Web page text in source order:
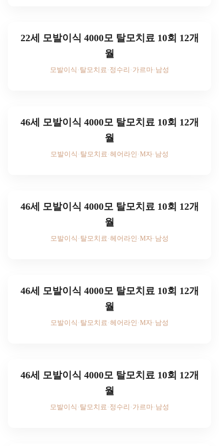
22세 모발이식 4000모 탈모치료 10회 12개
월
모발이식 · 탈모치료 · 정수리 · 가르마· 남성
46세 모발이식 4000모 탈모치료 10회 12개
월
모발이식 · 탈모치료 ·헤어라인 ·M자· 남성
46세 모발이식 4000모 탈모치료 10회 12개
월
모발이식 · 탈모치료 ·헤어라인 ·M자· 남성
46세 모발이식 4000모 탈모치료 10회 12개
월
모발이식 · 탈모치료 ·헤어라인 ·M자· 남성
46세 모발이식 4000모 탈모치료 10회 12개
월
모발이식 · 탈모치료 · 정수리 · 가르마· 남성